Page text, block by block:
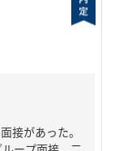
接があった。